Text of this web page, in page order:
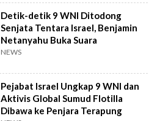
Detik-detik 9 WNI Ditodong
Senjata Tentara Israel, Benjamin
Netanyahu Buka Suara
NEWS
Pejabat Israel Ungkap 9 WNI dan
Aktivis Global Sumud Flotilla
Dibawa ke Penjara Terapung